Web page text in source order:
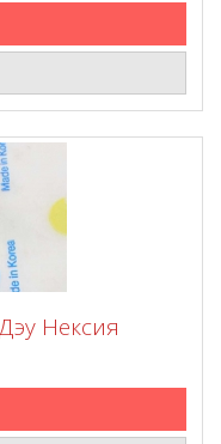
Нексия